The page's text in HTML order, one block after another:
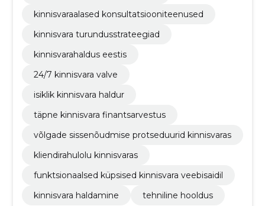
kinnisvaraalased konsultatsiooniteenused
kinnisvara turundusstrateegiad
kinnisvarahaldus eestis
24/7 kinnisvara valve
isiklik kinnisvara haldur
täpne kinnisvara finantsarvestus
võlgade sissenõudmise protseduurid kinnisvaras
kliendirahulolu kinnisvaras
funktsionaalsed küpsised kinnisvara veebisaidil
kinnisvara haldamine
tehniline hooldus